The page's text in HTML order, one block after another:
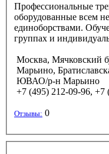
Профессиональные
оборудованные всем
единоборствами.
группах и
Москва, Мячковский
Марьино,
ЮВАО/р-н Марьино
+7 (495) 212-09-96, +7
Отзывы: 0